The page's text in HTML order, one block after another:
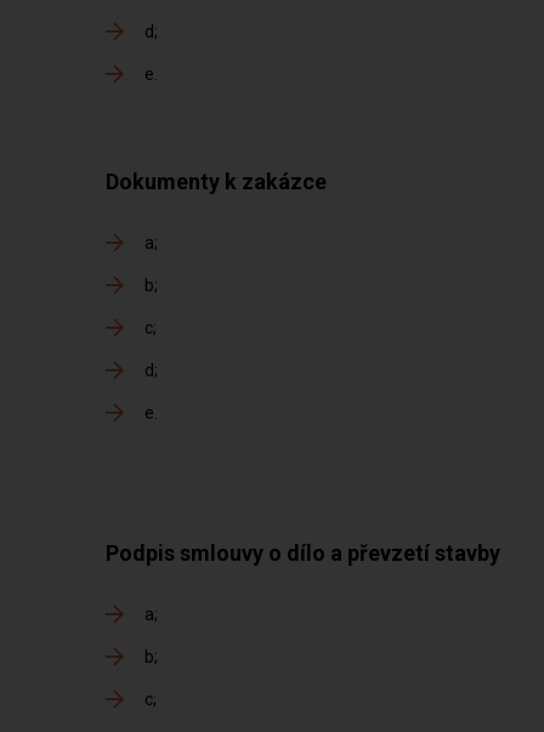
d
e
Dokumenty k zakázce
a
b
c
d
e
Podpis smlouvy o dílo a převzetí stavby
a
b
c